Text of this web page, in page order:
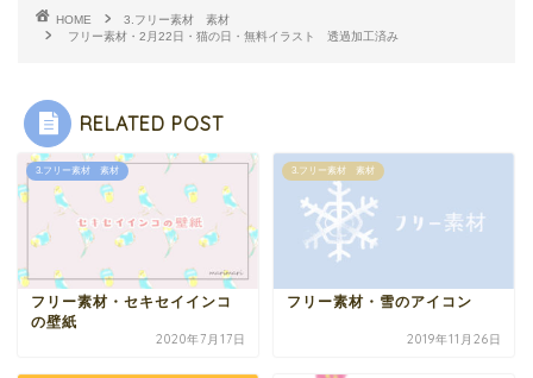
HOME
3.フリー素材 素材
フリー素材・2月22日・猫の日・無料イラスト 透過加工済み
RELATED POST
3.フリー素材 素材
フリー素材・セキセイインコ
の壁紙
2020年7月17日
3.フリー素材 素材
フリー素材・雪のアイコン
2019年11月26日